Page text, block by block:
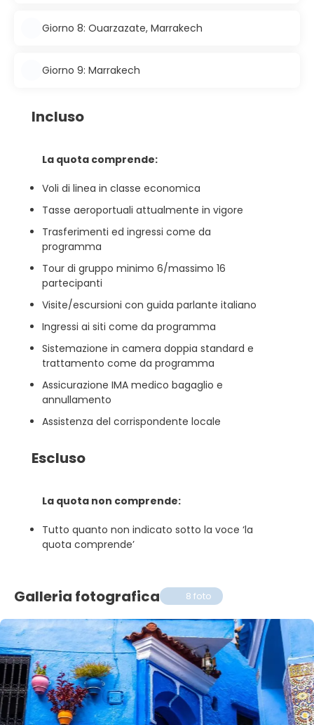
Giorno 8: Ouarzazate, Marrakech
Giorno 9: Marrakech
Incluso
La quota comprende:
Voli di linea in classe economica
Tasse aeroportuali attualmente in vigore
Trasferimenti ed ingressi come da
programma
Tour di gruppo minimo 6/massimo 16
partecipanti
Visite/escursioni con guida parlante italiano
Ingressi ai siti come da programma
Sistemazione in camera doppia standard e
trattamento come da programma
Assicurazione IMA medico bagaglio e
annullamento
Assistenza del corrispondente locale
Escluso
La quota non comprende:
Tutto quanto non indicato sotto la voce ‘la
quota comprende’
Galleria fotografica 8 foto